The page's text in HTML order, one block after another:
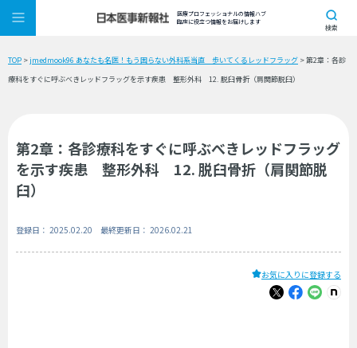
医療プロフェッショナルの情報ハブ
臨床に役立つ情報をお届けします
検索
TOP >jmedmook96 あなたも名医！もう困らない外科系当直 歩いてくるレッドフラッグ > 第2章：各診
療科をすぐに呼ぶべきレッドフラッグを示す疾患 整形外科 12. 脱臼骨折（肩関節脱臼）
第2章：各診療科をすぐに呼ぶべきレッドフラッグ
を示す疾患 整形外科 12. 脱臼骨折（肩関節脱
臼）
登録日： 2025.02.20 最終更新日： 2026.02.21
お気に入りに登録する